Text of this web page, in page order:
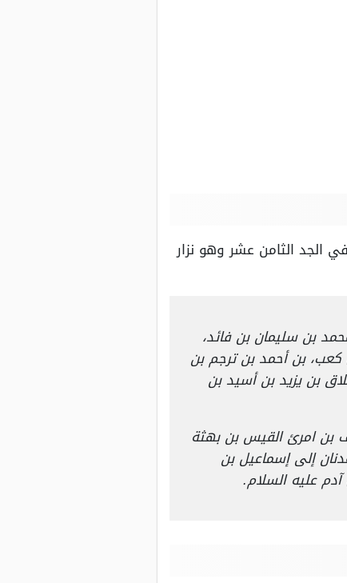
الجد الثامن عشر وهو نزار
بن سليمان بن فائد،
كعب، بن أحمد بن ترجم بن
بن يزيد بن أسيد بن
بن امرئ القيس بن بهثة
إلى إسماعيل بن
عليه السلام.